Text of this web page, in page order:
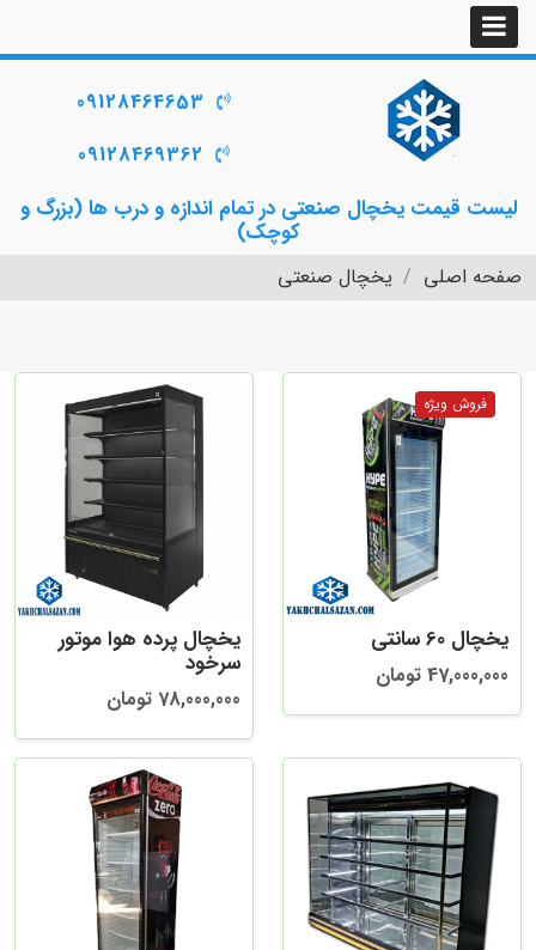
لیست قیمت یخچال صنعتی در تمام اندازه و درب ها (بزرگ و
کوچک)
09128464653
09128469362
صفحه اصلی یخچال صنعتی
یخچال 60 سانتی
47,000,000 تومان
یخچال پرده هوا موتور
سرخود
78,000,000 تومان